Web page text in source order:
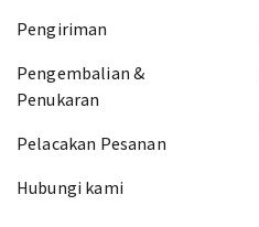
Pengiriman
Pengembalian &
Penukaran
Pelacakan Pesanan
Hubungi kami